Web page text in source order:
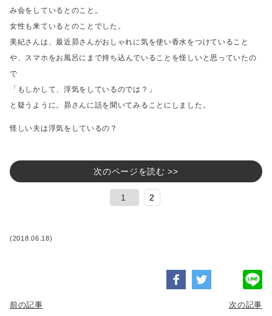
み会をしているとのこと。
女性も来ているとのことでした。
美紀さんは、最近昴さんがおしゃれに気を使い香水をつけていること
や、 スマホをお風呂にまで持ち込んでいることを怪しいと思っていたの
で
「もしかして、浮気をしているのでは？」
と疑うように。昴さんに話を聞いてみることにしました。
怪しい夫は浮気をしているの？
次のページを読む >>
1 2
(2018.06.18)
前の記事 次の記事